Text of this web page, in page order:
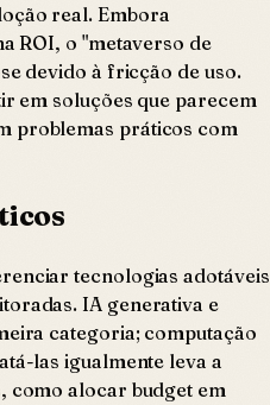
real. Embora
ROI, o "metaverso de
devido à fricção de uso.
em soluções que parecem
problemas práticos com
tecnologias adotáveis
IA generativa e
categoria; computação
las igualmente leva a
como alocar budget em